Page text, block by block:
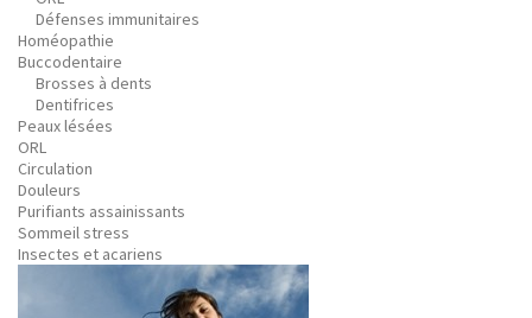
Défenses immunitaires
Homéopathie
Buccodentaire
Brosses à dents
Dentifrices
Peaux lésées
ORL
Circulation
Douleurs
Purifiants assainissants
Sommeil stress
Insectes et acariens